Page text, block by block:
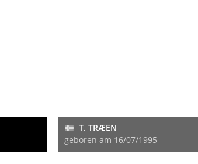
T. TRÆEN
geboren am 16/07/1995